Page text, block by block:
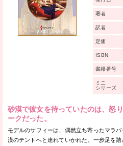
砂漠で彼女を待っていたのは、怒
ークだった。
モデルのサフィーは、偶然立ち寄ったマラ
漠のテントへと連れていかれた。一歩足を
著者
訳者
定価
ISBN
書籍番号
ミニ
シリーズ